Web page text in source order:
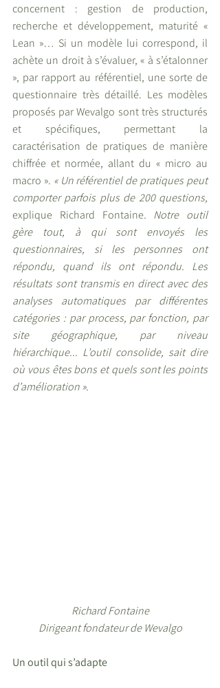
concernent : gestion de production,
recherche et développement, maturité «
Lean »… Si un modèle lui correspond, il
achète un droit à s’évaluer, « à s’étalonner
», par rapport au référentiel, une sorte de
questionnaire très détaillé. Les modèles
proposés par Wevalgo sont très structurés
et spécifiques, permettant la
caractérisation de pratiques de manière
chiffrée et normée, allant du « micro au
macro ». « Un référentiel de pratiques peut
explique Richard Fontaine. Notre outil
gère tout, à qui sont envoyés les
questionnaires, si les personnes ont
répondu, quand ils ont répondu. Les
résultats sont transmis en direct avec des
analyses automatiques par différentes
catégories : par process, par fonction, par
site géographique, par niveau
hiérarchique... L’outil consolide, sait dire
où vous êtes bons et quels sont les points
Richard Fontaine
Dirigeant fondateur de Wevalgo
Un outil qui s’adapte